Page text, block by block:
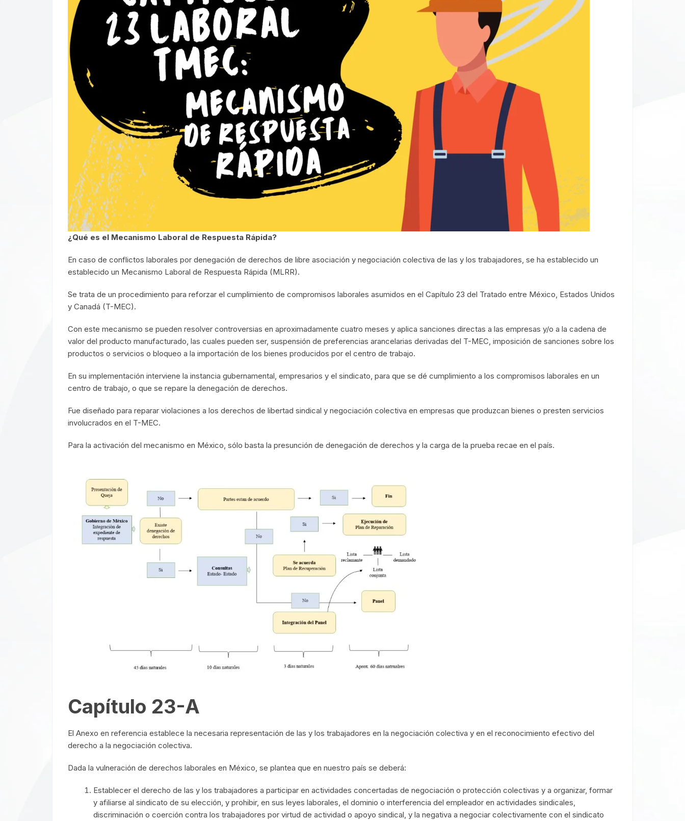
¿Qué es el Mecanismo Laboral de Respuesta Rápida?
En caso de conflictos laborales por denegación de derechos de libre asociación y negociación colectiva de las y los trabajadores, se ha establecido un
establecido un Mecanismo Laboral de Respuesta Rápida (MLRR).
Se trata de un procedimiento para reforzar el cumplimiento de compromisos laborales asumidos en el Capítulo 23 del Tratado entre México, Estados Unidos
y Canadá (T-MEC).
Con este mecanismo se pueden resolver controversias en aproximadamente cuatro meses y aplica sanciones directas a las empresas y/o a la cadena de
valor del producto manufacturado, las cuales pueden ser, suspensión de preferencias arancelarias derivadas del T-MEC, imposición de sanciones sobre los
productos o servicios o bloqueo a la importación de los bienes producidos por el centro de trabajo.
En su implementación interviene la instancia gubernamental, empresarios y el sindicato, para que se dé cumplimiento a los compromisos laborales en un
centro de trabajo, o que se repare la denegación de derechos.
Fue diseñado para reparar violaciones a los derechos de libertad sindical y negociación colectiva en empresas que produzcan bienes o presten servicios
involucrados en el T-MEC.
Para la activación del mecanismo en México, sólo basta la presunción de denegación de derechos y la carga de la prueba recae en el país.
Capítulo 23-A
El Anexo en referencia establece la necesaria representación de las y los trabajadores en la negociación colectiva y en el reconocimiento efectivo del
derecho a la negociación colectiva.
Dada la vulneración de derechos laborales en México, se plantea que en nuestro país se deberá:
Establecer el derecho de las y los trabajadores a participar en actividades concertadas de negociación o protección colectivas y a organizar, formar
y afiliarse al sindicato de su elección, y prohibir, en sus leyes laborales, el dominio o interferencia del empleador en actividades sindicales,
discriminación o coerción contra los trabajadores por virtud de actividad o apoyo sindical, y la negativa a negociar colectivamente con el sindicato